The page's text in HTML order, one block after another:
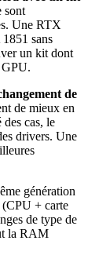
sont
Une RTX
sans
un kit dont
GPU.
de
de mieux en
cas, le
drivers. Une
génération
+ carte
de type de
la RAM